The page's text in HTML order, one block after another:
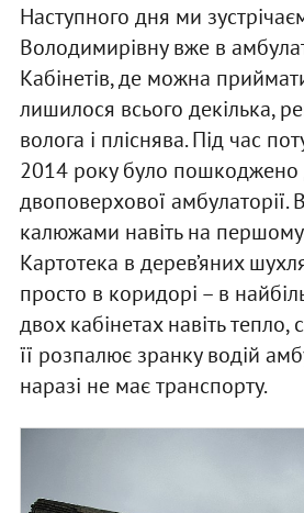
Наступного дня ми
Володимирівну вже в
Кабінетів, де можна
лишилося всього декілька,
волога і пліснява. Під час
2014 року було пошкоджено
двоповерхової амбулаторії.
калюжами навіть на першому
Картотека в дерев’яних
просто в коридорі – в
двох кабінетах навіть тепло,
її розпалює зранку водій
наразі не має транспорту.